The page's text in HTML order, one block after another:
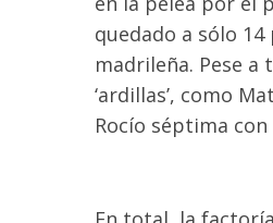
quedado a sólo
madrileña. Pese
‘ardillas’, como
Rocío séptima